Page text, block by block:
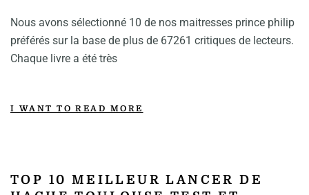
Nous avons sélectionné 10 de nos maitresses prince philip
préférés sur la base de plus de 67261 critiques de lecteurs.
Chaque livre a été très
I WANT TO READ MORE
TOP 10 MEILLEUR LANCER DE